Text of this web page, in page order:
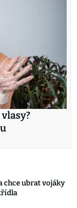
chce ubrat vojáky